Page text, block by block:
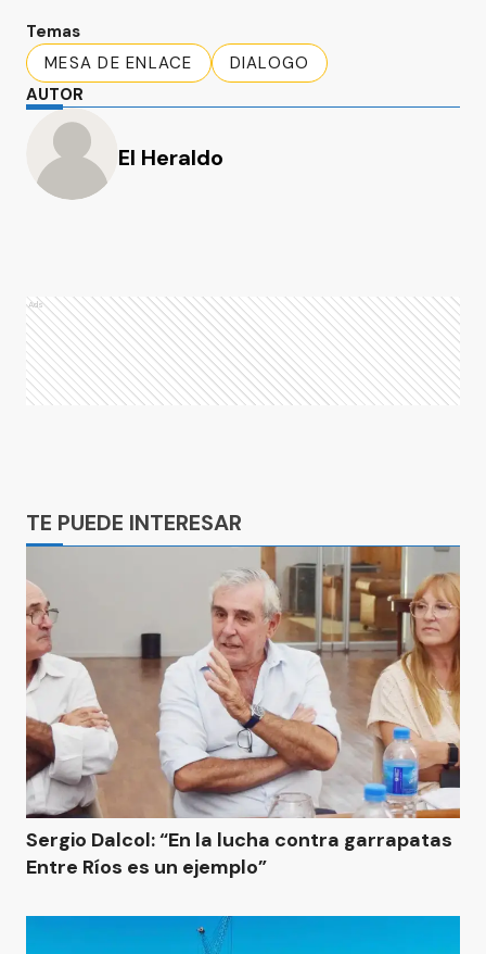
Temas
MESA DE ENLACE
DIALOGO
AUTOR
El Heraldo
Ads
TE PUEDE INTERESAR
Sergio Dalcol: “En la lucha contra garrapatas
Entre Ríos es un ejemplo”